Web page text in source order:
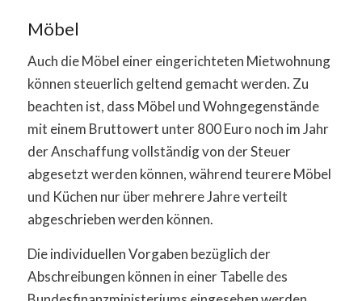
Möbel
Auch die Möbel einer eingerichteten Mietwohnung
können steuerlich geltend gemacht werden. Zu
beachten ist, dass Möbel und Wohngegenstände
mit einem Bruttowert unter 800 Euro noch im Jahr
der Anschaffung vollständig von der Steuer
abgesetzt werden können, während teurere Möbel
und Küchen nur über mehrere Jahre verteilt
abgeschrieben werden können.
Die individuellen Vorgaben bezüglich der
Abschreibungen können in einer Tabelle des